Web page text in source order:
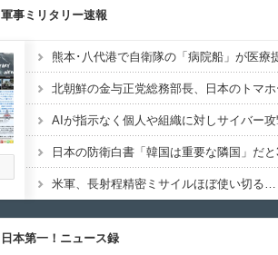
軍事ミリタリー速報
日本第一！ニュース録